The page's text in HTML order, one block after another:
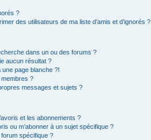
?
des utilisateurs de ma liste d’amis et d’ignorés ?
dans un ou des forums ?
aucun résultat ?
page blanche ?!
?
messages et sujets ?
et les abonnements ?
ou m’abonner à un sujet spécifique ?
forum spécifique ?